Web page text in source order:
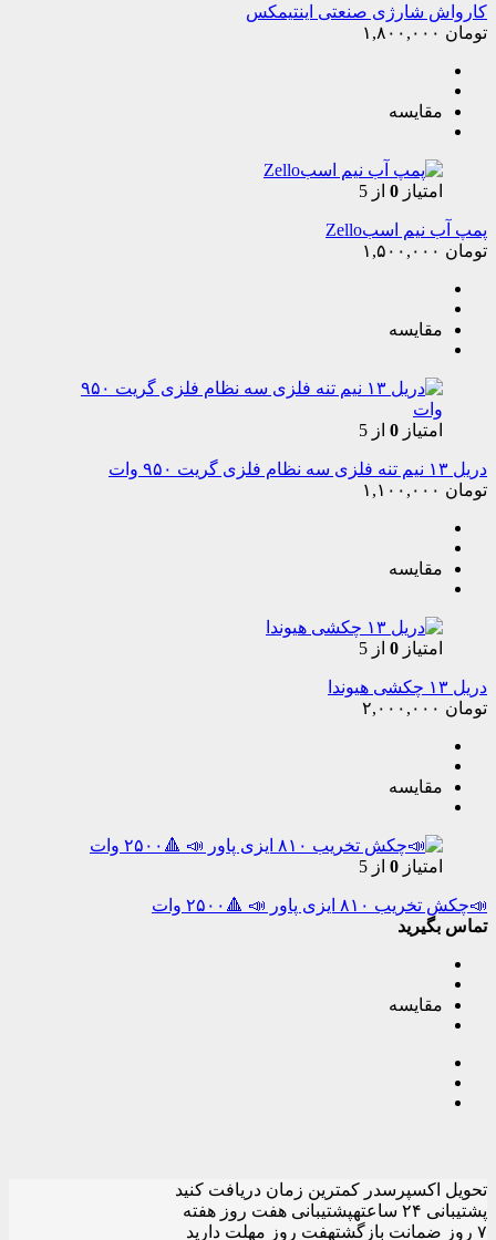
کارواش شارژی صنعتی اینتیمکس
تومان
مقایسه
امتیاز 0 از 5
پمپ آب نیم اسبZello
تومان
مقایسه
امتیاز 0 از 5
دریل ۱۳ نیم تنه فلزی سه نظام فلزی گریت ۹۵۰ وات
تومان
مقایسه
امتیاز 0 از 5
دریل ۱۳ چکشی هیوندا
تومان
مقایسه
امتیاز 0 از 5
📣چکش تخریب ۸۱۰ ایزی پاور 📣 🔺۲۵۰۰ وات
تماس بگیرید
مقایسه
تحویل اکسپرسدر کمترین زمان دریافت کنید
پشتیبانی ۲۴ ساعته
پشتیبانی هفت روز هفته
۷ روز ضمانت بازگشت
هفت روز مهلت دارید